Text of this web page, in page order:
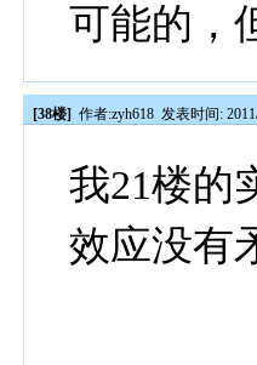
可能的，
[38楼] 作者:zyh618 发表时间:
我21楼的
效应没有